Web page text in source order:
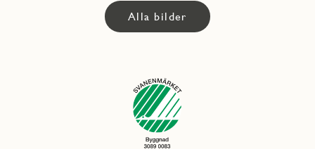
Alla bilder